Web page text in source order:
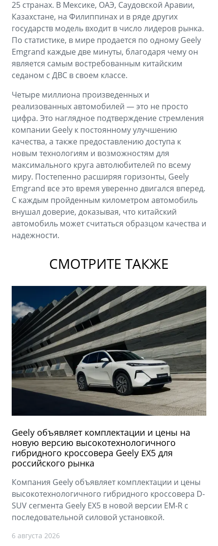
25 странах. В Мексике, ОАЭ, Саудовской Аравии,
Казахстане, на Филиппинах и в ряде других
государств модель входит в число лидеров рынка.
По статистике, в мире продается по одному Geely
Emgrand каждые две минуты, благодаря чему он
является самым востребованным китайским
седаном с ДВС в своем классе.
Четыре миллиона произведенных и
реализованных автомобилей — это не просто
цифра. Это наглядное подтверждение стремления
компании Geely к постоянному улучшению
качества, а также предоставлению доступа к
новым технологиям и возможностям для
максимального круга автолюбителей по всему
миру. Постепенно расширяя горизонты, Geely
Emgrand все это время уверенно двигался вперед.
С каждым пройденным километром автомобиль
внушал доверие, доказывая, что китайский
автомобиль может считаться образцом качества и
надежности.
СМОТРИТЕ ТАКЖЕ
Geely объявляет комплектации и цены на
новую версию высокотехнологичного
гибридного кроссовера Geely EX5 для
российского рынка
Компания Geely объявляет комплектации и цены
высокотехнологичного гибридного кроссовера D-
SUV сегмента Geely EX5 в новой версии EM-R с
последовательной силовой установкой.
6 августа 2026